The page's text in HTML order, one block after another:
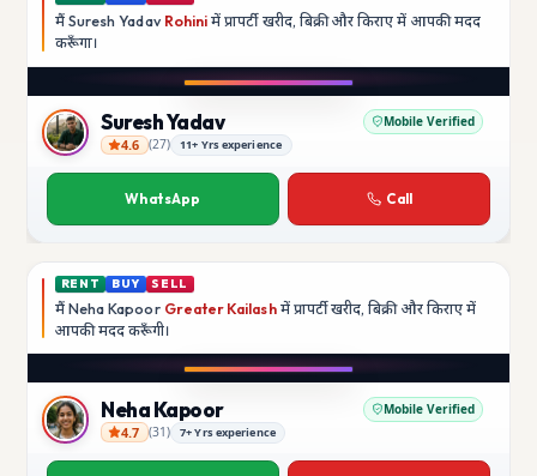
मैं Suresh Yadav Rohini में प्रापर्टी खरीद, बिक्री और किराए में आपकी मदद
करूँगा।
Suresh Yadav
Suresh Yadav Mobile Verified
4.6 (27) 11+ Yrs experience
WhatsApp Call
RENT BUY SELL
मैं Neha Kapoor Greater Kailashमें प्रापर्टी खरीद, बिक्री और किराए में
आपकी मददकरूँगी।
Neha Kapoor
Neha Kapoor Mobile Verified
4.7 (31) 7+ Yrs experience